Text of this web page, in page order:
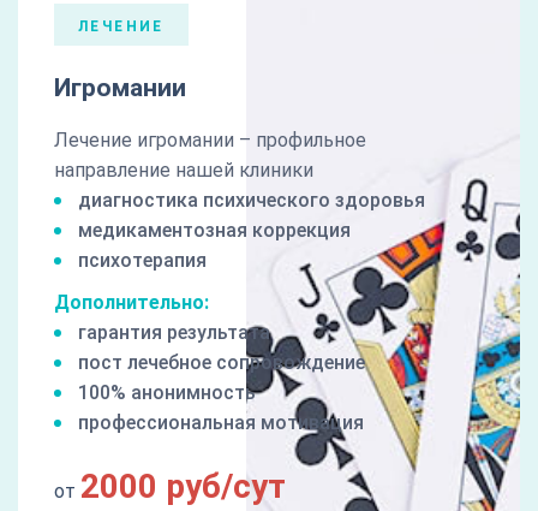
ЛЕЧЕНИЕ
Игромании
Лечение игромании – профильное
направление нашей клиники
диагностика психического здоровья
медикаментозная коррекция
психотерапия
Дополнительно:
гарантия результата
пост лечебное сопровождение
100% анонимность
профессиональная мотивация
от 2000 руб/сут